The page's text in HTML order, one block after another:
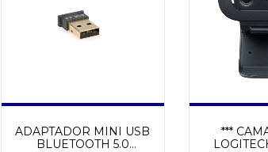
ADAPTADOR MINI USB
BLUETOOTH 5.0
***